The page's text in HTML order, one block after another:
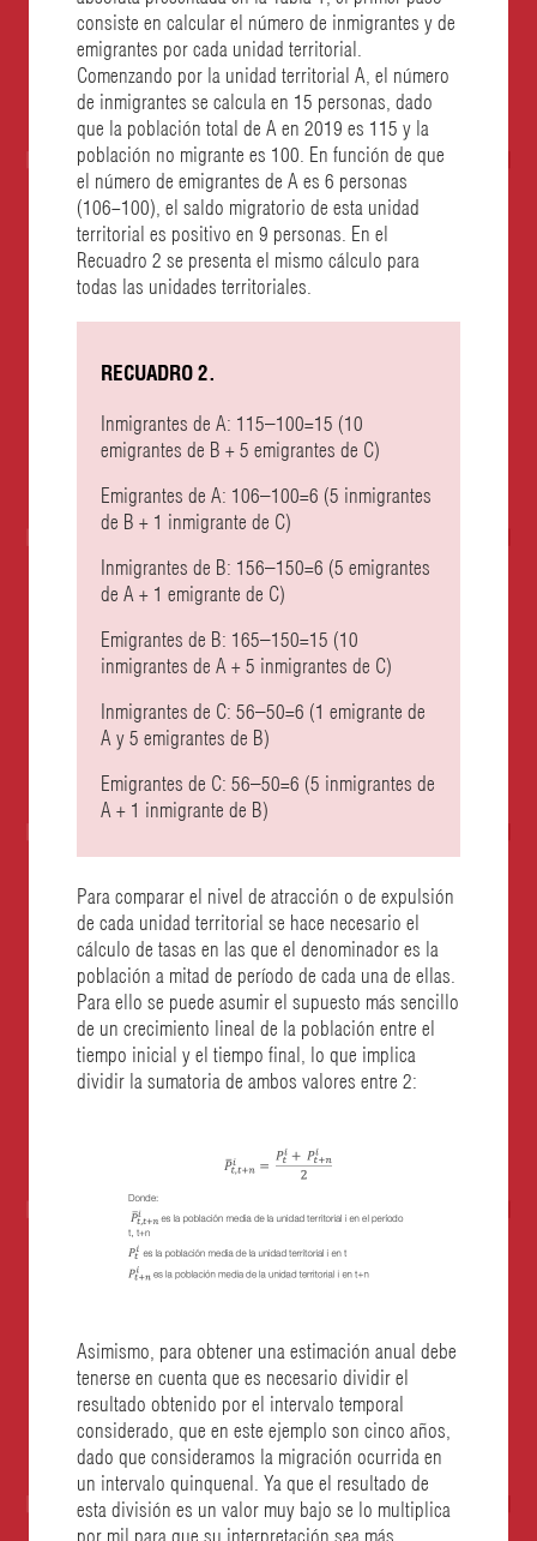
consiste en calcular el número de inmigrantes y de
emigrantes por cada unidad territorial.
Comenzando por la unidad territorial A, el número
de inmigrantes se calcula en 15 personas, dado
que la población total de A en 2019 es 115 y la
población no migrante es 100. En función de que
el número de emigrantes de A es 6 personas
(106 100), el saldo migratorio de esta unidad
territorial es positivo en 9 personas. En el
Recuadro 2 se presenta el mismo cálculo para
todas las unidades territoriales.
RECUADRO 2.
Inmigrantes de A: 115–100=15 (10
emigrantes de B + 5 emigrantes de C)
Emigrantes de A: 106–100=6 (5 inmigrantes
de B + 1 inmigrante de C)
Inmigrantes de B: 156–150=6 (5 emigrantes
de A + 1 emigrante de C)
Emigrantes de B: 165–150=15 (10
inmigrantes de A + 5 inmigrantes de C)
Inmigrantes de C: 56–50=6 (1 emigrante de
A y 5 emigrantes de B)
Emigrantes de C: 56–50=6 (5 inmigrantes de
A + 1 inmigrante de B)
Para comparar el nivel de atracción o de expulsión
de cada unidad territorial se hace necesario el
cálculo de tasas en las que el denominador es la
población a mitad de período de cada una de ellas.
Para ello se puede asumir el supuesto más sencillo
de un crecimiento lineal de la población entre el
tiempo inicial y el tiempo final, lo que implica
dividir la sumatoria de ambos valores entre 2:
Asimismo, para obtener una estimación anual debe
tenerse en cuenta que es necesario dividir el
resultado obtenido por el intervalo temporal
considerado, que en este ejemplo son cinco años,
dado que consideramos la migración ocurrida en
un intervalo quinquenal. Ya que el resultado de
esta división es un valor muy bajo se lo multiplica
por mil para que su interpretación sea más